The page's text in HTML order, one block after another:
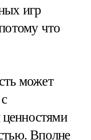
игр
что
может
Вполне